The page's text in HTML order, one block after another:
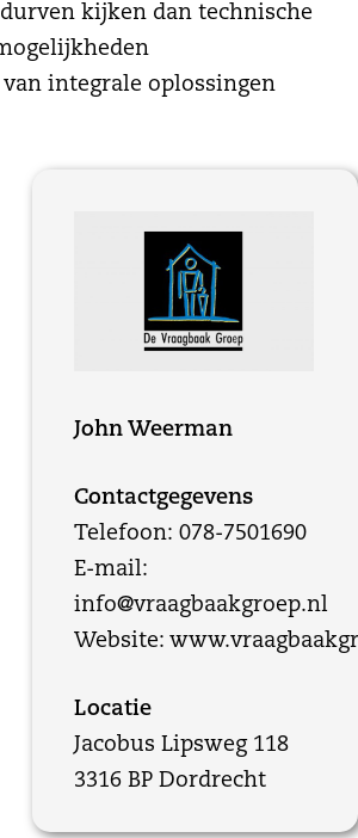
kijken dan technische
integrale oplossingen
John Weerman
Contactgegevens
Telefoon: 078-7501690
E-mail:
info@vraagbaakgroep.nl
Website:
Locatie
Jacobus Lipsweg 118
3316 BP Dordrecht